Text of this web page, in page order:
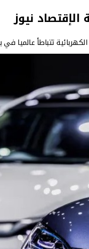
الإقتصاد نيوز
تتباطأ عالميا في